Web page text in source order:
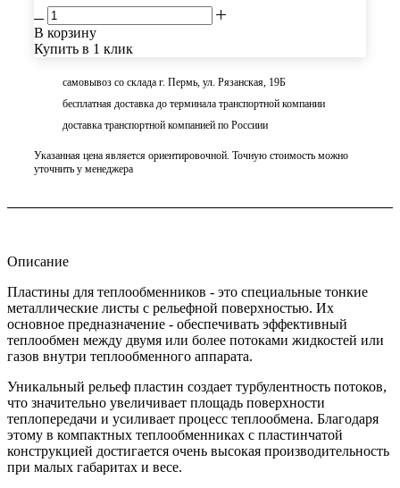
В корзину
Купить в 1 клик
самовывоз со склада г. Пермь, ул. Рязанская, 19Б
бесплатная доставка до терминала транспортной компании
доставка транспортной компанией по Россиии
Указанная цена является ориентировочной. Точную стоимость можно
уточнить у менеджера
Описание
Пластины для теплообменников - это специальные тонкие
металлические листы с рельефной поверхностью. Их
основное предназначение - обеспечивать эффективный
теплообмен между двумя или более потоками жидкостей или
газов внутри теплообменного аппарата.
Уникальный рельеф пластин создает турбулентность потоков,
что значительно увеличивает площадь поверхности
теплопередачи и усиливает процесс теплообмена. Благодаря
этому в компактных теплообменниках с пластинчатой
конструкцией достигается очень высокая производительность
при малых габаритах и весе.